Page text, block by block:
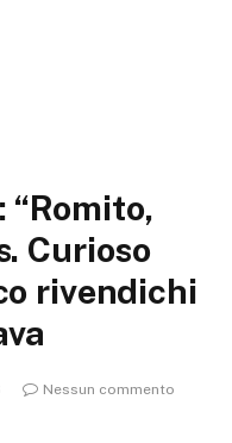
“Romito,
Curioso
rivendichi
Nessun commento